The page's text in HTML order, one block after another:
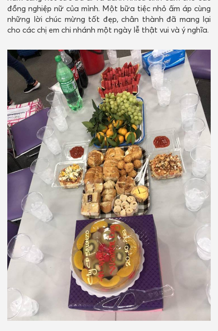
đồng nghiệp nữ của mình. Một bữa tiệc nhỏ ấm áp cùng
những lời chúc mừng tốt đẹp, chân thành đã mang lại
cho các chị em chi nhánh một ngày lễ thật vui và ý nghĩa.